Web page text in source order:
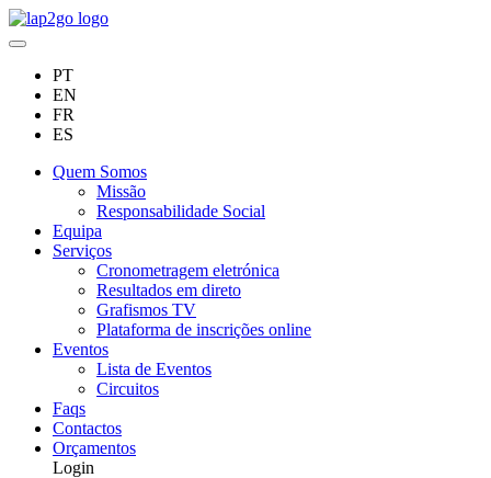
PT
EN
FR
ES
Quem Somos
Missão
Responsabilidade Social
Equipa
Serviços
Cronometragem eletrónica
Resultados em direto
Grafismos TV
Plataforma de inscrições online
Eventos
Lista de Eventos
Circuitos
Faqs
Contactos
Orçamentos
Login